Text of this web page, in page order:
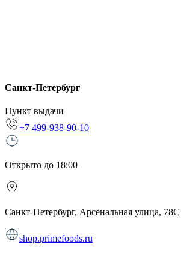
Санкт-Петербург
Пункт выдачи
+7 499-938-90-10
Открыто до 18:00
Санкт-Петербург, Арсенальная улица, 78С
shop.primefoods.ru